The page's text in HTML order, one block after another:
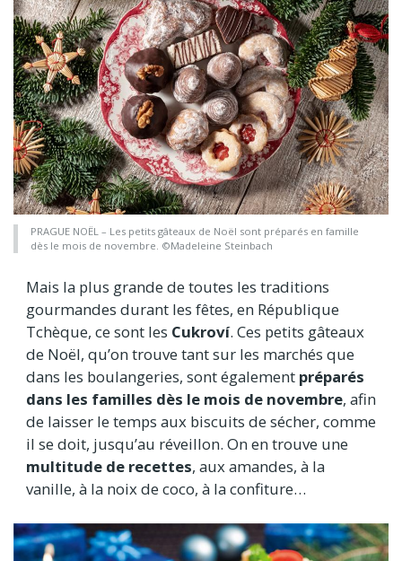
PRAGUE NOËL – Les petits gâteaux de Noël sont préparés en famille
dès le mois de novembre. ©Madeleine Steinbach
Mais la plus grande de toutes les traditions
gourmandes durant les fêtes, en République
Tchèque, ce sont les Cukroví. Ces petits gâteaux
de Noël, qu’on trouve tant sur les marchés que
dans les boulangeries, sont également préparés
dans les familles dès le mois de novembre, afin
de laisser le temps aux biscuits de sécher, comme
il se doit, jusqu’au réveillon. On en trouve une
multitude de recettes, aux amandes, à la
vanille, à la noix de coco, à la confiture…